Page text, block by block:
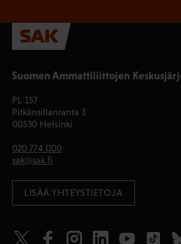
Suomen Ammattiliittojen
PL 157
Pitkänsillanranta 3
00530 Helsinki
020 774 000
sak@sak.fi
LISÄÄ YHTEYSTIETOJA